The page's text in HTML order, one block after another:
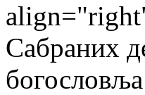
Сабраних